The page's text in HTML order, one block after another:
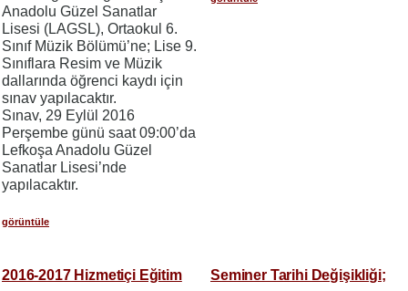
Anadolu Güzel Sanatlar
Lisesi (LAGSL), Ortaokul 6.
Sınıf Müzik Bölümü’ne; Lise 9.
Sınıflara Resim ve Müzik
dallarında öğrenci kaydı için
sınav yapılacaktır.
Sınav, 29 Eylül 2016
Perşembe günü saat 09:00’da
Lefkoşa Anadolu Güzel
Sanatlar Lisesi’nde
yapılacaktır.
görüntüle
2016-2017 Hizmetiçi Eğitim
Seminer Tarihi Değişikliği;